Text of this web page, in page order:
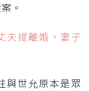
。
夫提離婚，妻子
與世允原本是眾